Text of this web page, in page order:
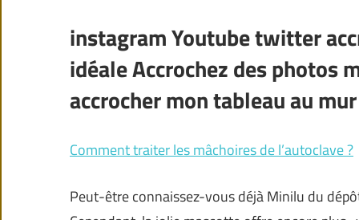
instagram Youtube twitter
idéale Accrochez des photos
accrocher mon tableau au
Comment traiter les mâchoires de l’autoclave ?
Peut-être connaissez-vous déjà Minilu du